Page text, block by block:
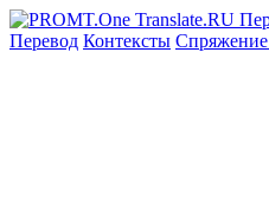
Перевод Контексты Спряжение